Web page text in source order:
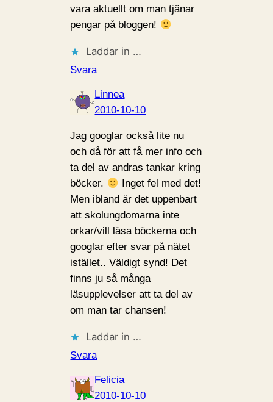
vara aktuellt om man tjänar
pengar på bloggen!
Laddar in …
Svara
Linnea
2010-10-10
Jag googlar också lite nu
och då för att få mer info och
ta del av andras tankar kring
böcker.
Inget fel med det!
Men ibland är det uppenbart
att skolungdomarna inte
orkar/vill läsa böckerna och
googlar efter svar på nätet
istället.. Väldigt synd! Det
finns ju så många
läsupplevelser att ta del av
om man tar chansen!
Laddar in …
Svara
Felicia
2010-10-10